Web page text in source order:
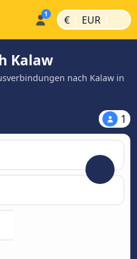
€ | EUR |
Kalaw
nach Kalaw in
1